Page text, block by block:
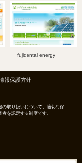
fujidental energy
報保護方針
の取り扱いについて、適切な保
を認定する制度です。